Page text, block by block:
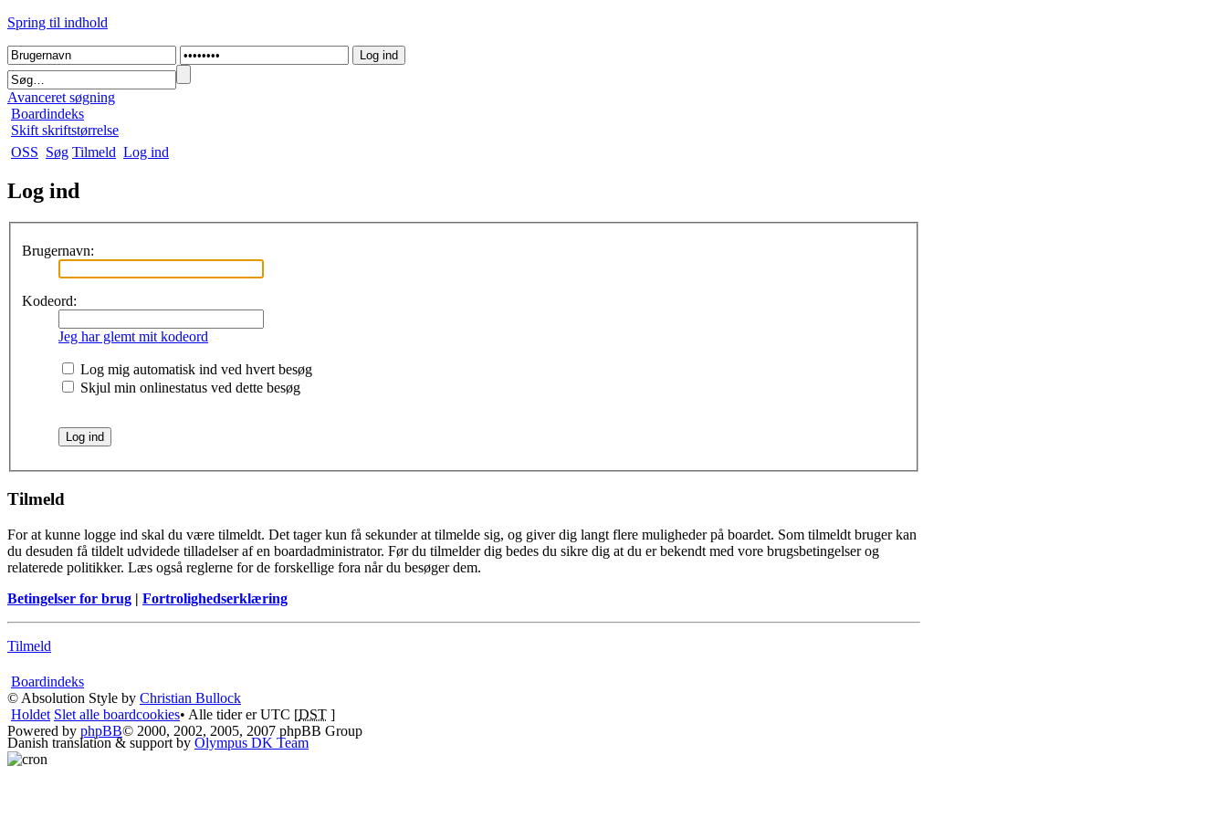
Spring til indhold
Avanceret søgning
Boardindeks
Skift skriftstørrelse
OSS Søg Tilmeld Log ind
Log ind
Brugernavn:
Kodeord:
Jeg har glemt mit kodeord
Log mig automatisk ind ved hvert besøg
Skjul min onlinestatus ved dette besøg
Tilmeld
For at kunne logge ind skal du være tilmeldt. Det tager kun få sekunder at tilmelde sig, og giver dig langt flere muligheder på boardet. Som tilmeldt bruger kan
du desuden få tildelt udvidede tilladelser af en boardadministrator. Før du tilmelder dig bedes du sikre dig at du er bekendt med vore brugsbetingelser og
relaterede politikker. Læs også reglerne for de forskellige fora når du besøger dem.
Betingelser for brug | Fortrolighedserklæring
Tilmeld
Boardindeks
© Absolution Style by Christian Bullock
Holdet Slet alle boardcookies• Alle tider er UTC [DST ]
Powered by phpBB© 2000, 2002, 2005, 2007 phpBB Group
Danish translation & support by Olympus DK Team